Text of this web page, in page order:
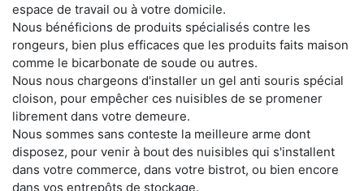
espace de travail ou à votre domicile.
Nous bénéficions de produits spécialisés contre les
rongeurs, bien plus efficaces que les produits faits maison
comme le bicarbonate de soude ou autres.
Nous nous chargeons d'installer un gel anti souris spécial
cloison, pour empêcher ces nuisibles de se promener
librement dans votre demeure.
Nous sommes sans conteste la meilleure arme dont
disposez, pour venir à bout des nuisibles qui s'installent
dans votre commerce, dans votre bistrot, ou bien encore
dans vos entrepôts de stockage.